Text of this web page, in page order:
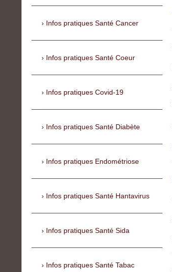
Infos pratiques Santé Cancer
Infos pratiques Santé Coeur
Infos pratiques Covid-19
Infos pratiques Santé Diabète
Infos pratiques Endométriose
Infos pratiques Santé Hantavirus
Infos pratiques Santé Sida
Infos pratiques Santé Tabac